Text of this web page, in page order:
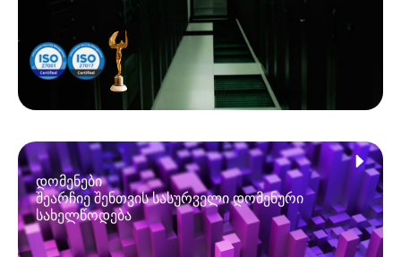
დომენები
შეარჩიე შენთვის სასურველი დომენური
სახელწოდება